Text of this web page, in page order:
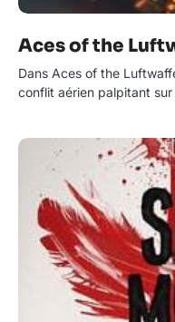
Aces of the
Dans Aces of the
conflit aérien palpitant